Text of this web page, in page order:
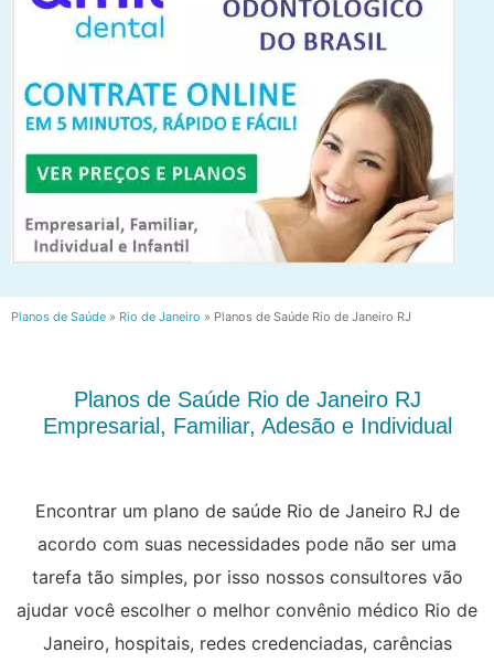
Planos de Saúde » Rio de Janeiro » Planos de Saúde Rio de Janeiro RJ
Planos de Saúde Rio de Janeiro RJ
Empresarial, Familiar, Adesão e Individual
Encontrar um plano de saúde Rio de Janeiro RJ de
acordo com suas necessidades pode não ser uma
tarefa tão simples, por isso nossos consultores vão
ajudar você escolher o melhor convênio médico Rio de
Janeiro, hospitais, redes credenciadas, carências